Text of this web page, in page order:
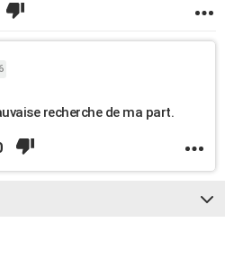
recherche de ma part.